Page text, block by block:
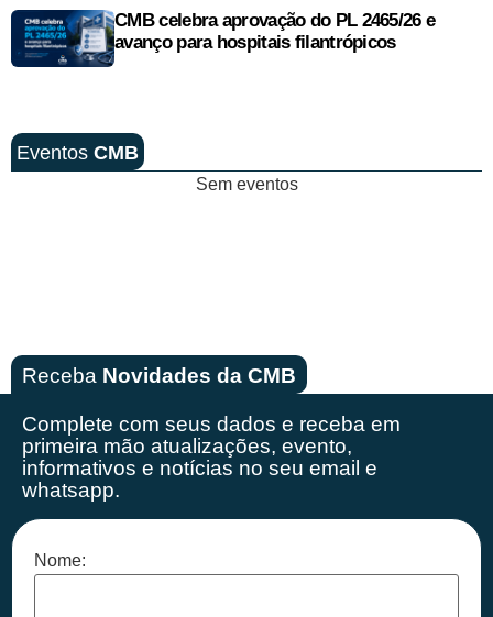
CMB celebra aprovação do PL 2465/26 e
avanço para hospitais filantrópicos
Eventos CMB
Sem eventos
Receba Novidades da CMB
Complete com seus dados e receba em
primeira mão atualizações, evento,
informativos e notícias no seu email e
whatsapp.
Nome: